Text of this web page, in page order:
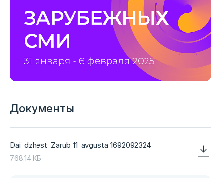
Документы
Dai_dzhest_Zarub_11_avgusta_1692092324
768.14 КБ